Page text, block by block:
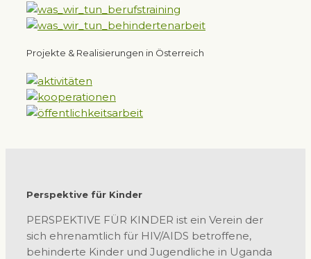
Projekte & Realisierungen in Österreich
Perspektive für Kinder
PERSPEKTIVE FÜR KINDER ist ein Verein der
sich ehrenamtlich für HIV/AIDS betroffene,
behinderte Kinder und Jugendliche in Uganda